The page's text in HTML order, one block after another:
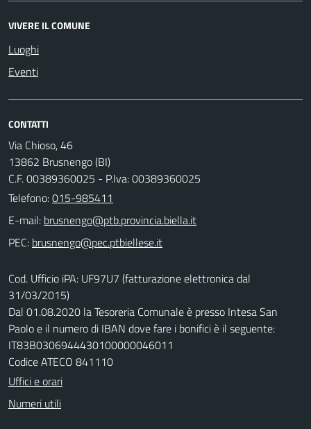
VIVERE IL COMUNE
Luoghi
Eventi
CONTATTI
Via Chioso, 46
13862 Brusnengo (BI)
C.F. 00389360025 - P.Iva: 00389360025
Telefono:015-985411
E-mail:
PEC:
Cod. Ufficio iPA: UF97U7 (fatturazione elettronica dal
31/03/2015)
Dal 01.08.2020 la Tesoreria Comunale è presso Intesa San
Paolo e il numero di IBAN dove fare i bonifici è il seguente:
IT83B0306944430100000046011
Codice ATECO 841110
Uffici e orari
Numeri utili